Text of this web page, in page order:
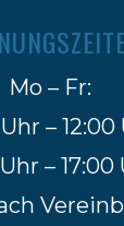
Mo – Fr:
– 12:00
– 17:00